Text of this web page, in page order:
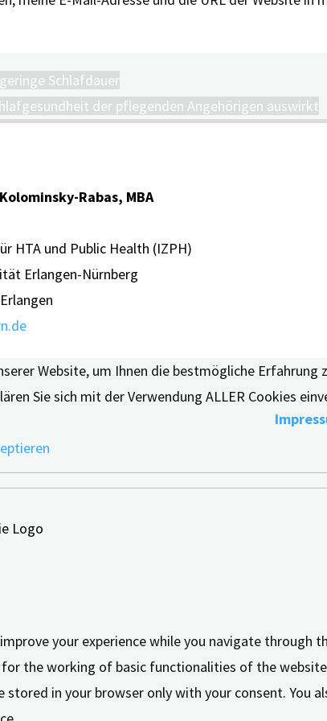
Schlafdauer
der pflegenden Angehörigen auswirkt
Rabas, MBA
HTA und Public Health (IZPH)
Erlangen-Nürnberg
Website, um Ihnen die bestmögliche
Sie sich mit der Verwendung ALLER Cookies
your experience while you navigate
the working of basic functionalities of the
stored in your browser only with your consent.